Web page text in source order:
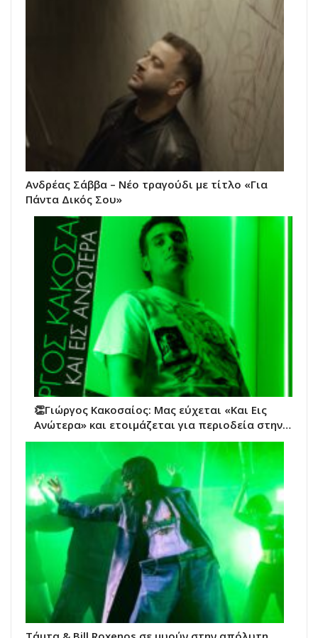
Ανδρέας Σάββα – Νέο τραγούδι με τίτλο «Για
Πάντα Δικός Σου»
👏Γιώργος Κακοσαίος: Μας εύχεται «Και Εις
Ανώτερα» και ετοιμάζεται για περιοδεία στην…